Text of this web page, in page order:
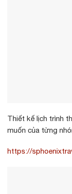
Thiết kế lịch trình
muốn của từng
https://